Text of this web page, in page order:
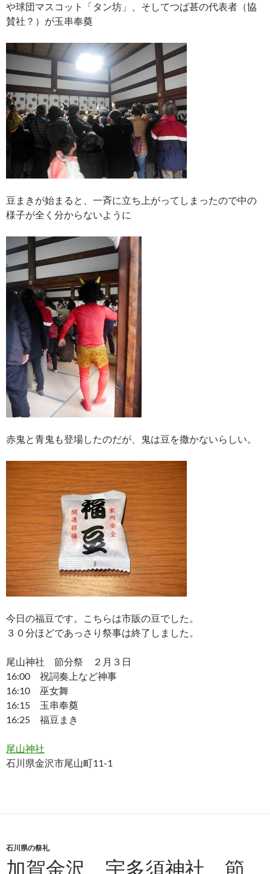
や球団マスコット「タン坊」、そしてつば甚の代表者（協
賛社？）が玉串奉奠
豆まきが始まると、一斉に立ち上がってしまったので中の
様子が全く分からないように
赤鬼と青鬼も登場したのだが、鬼は豆を撒かないらしい。
今日の福豆です。こちらは市販の豆でした。
３０分ほどであっさり祭事は終了しました。
尾山神社 節分祭 ２月３日
16:00 祝詞奏上など神事
16:10 巫女舞
16:15 玉串奉奠
16:25 福豆まき
尾山神社
石川県金沢市尾山町11-1
石川県の祭礼
加賀金沢 宇多須神社 節